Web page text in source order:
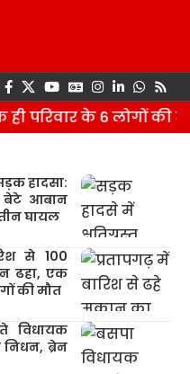
के 6 लोगों की मौत
हादसा:
आबान
घायल
से 100
ढहा, एक
की मौत
विधायक
ब्रेन